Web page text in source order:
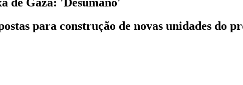
para construção de novas unidades do